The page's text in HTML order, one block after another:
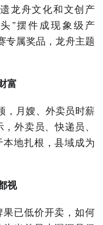
龙舟文化和文创产
”摆件成现象级产
专属奖品，龙舟主题
富
，月嫂、外卖员时薪
外卖员、快递员、
地扎根，县域成为
视
已低价开卖，如何